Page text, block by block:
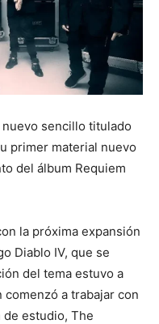
sencillo titulado
primer material nuevo
del álbum Requiem
la próxima expansión
Diablo IV, que se
del tema estuvo a
a trabajar con
estudio, The